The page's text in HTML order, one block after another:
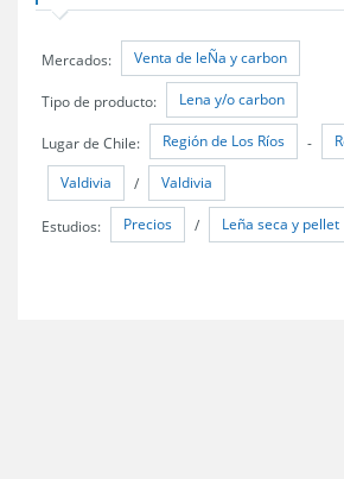
Mercados: Venta de leÑa y carbon
Tipo de producto: Lena y/o carbon
Lugar de Chile: Región de Los Ríos -
Valdivia / Valdivia
Estudios: Precios / Leña seca y pellet